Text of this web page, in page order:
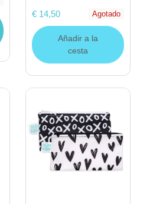
€ 14,50
Agotado
Añadir a la
cesta